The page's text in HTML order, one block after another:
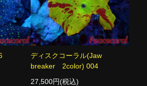
ディスクコーラル(Jaw
breaker 2color) 004
27,500円(税込)